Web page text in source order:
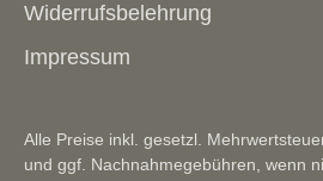
Widerrufsbelehrung
Impressum
Alle Preise inkl. gesetzl.
und ggf. Nachnahmegebühren, wenn